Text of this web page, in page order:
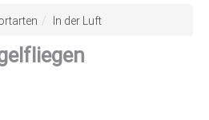
In der Luft